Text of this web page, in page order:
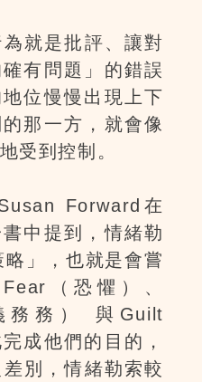
就是批評、讓對
有問題」的錯誤
位慢慢出現上下
那一方，就會像
受到控制。
Forward在
書中提到，情緒勒
」，也就是會嘗
（恐懼）、
務務） 與Guilt
成他們的目的，
別，情緒勒索較